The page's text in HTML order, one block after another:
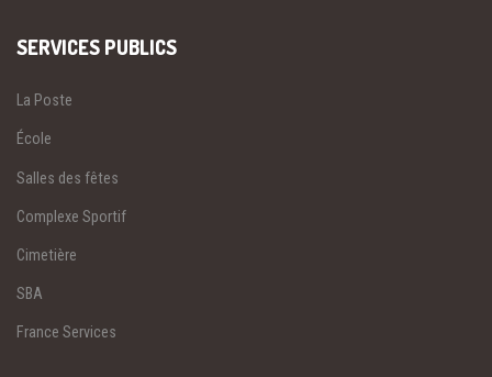
SERVICES PUBLICS
La Poste
École
Salles des fêtes
Complexe Sportif
Cimetière
SBA
France Services